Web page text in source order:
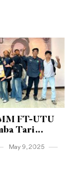
FT-UTU
Tari
May 9 , 2025